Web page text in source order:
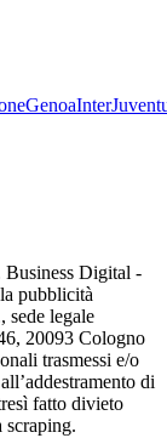
GenoaInter
Digital -
pubblicità
legale
20093 Cologno
trasmessi e/o
di
fatto divieto
scraping.